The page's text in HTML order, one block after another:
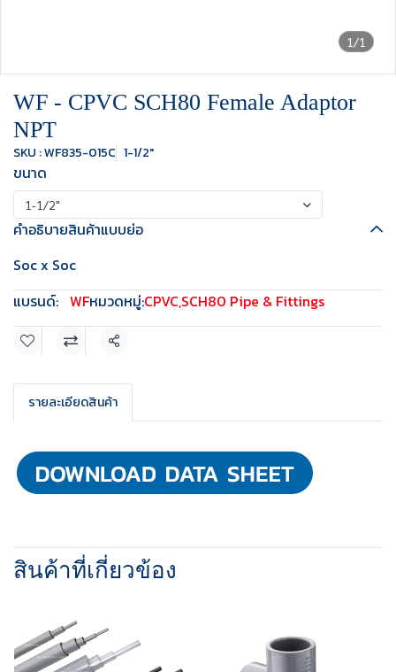
1/1
WF - CPVC SCH80 Female Adaptor
NPT
SKU : WF835-015C 1-1/2"
ขนาด
1-1/2"
คำอธิบายสินค้าแบบย่อ
Soc x Soc
แบรนด์: WFหมวดหมู่:CPVC,SCH80 Pipe & Fittings
แชร์
รายละเอียดสินค้า
สินค้าที่เกี่ยวข้อง